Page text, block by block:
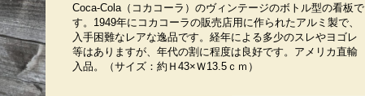
Coca-Cola（コカコーラ）のヴィンテージのボトル型の看板で
す。1949年にコカコーラの販売店用に作られたアルミ製で、
入手困難なレアな逸品です。経年による多少のスレやヨゴレ
等はありますが、年代の割に程度は良好です。アメリカ直輸
入品。（サイズ：約Ｈ43×Ｗ13.5ｃｍ）